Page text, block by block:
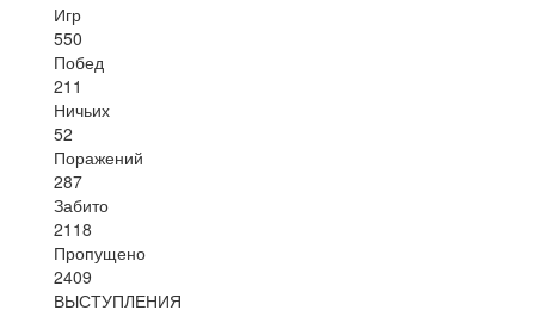
Игр
550
Побед
211
Ничьих
52
Поражений
287
Забито
2118
Пропущено
2409
ВЫСТУПЛЕНИЯ